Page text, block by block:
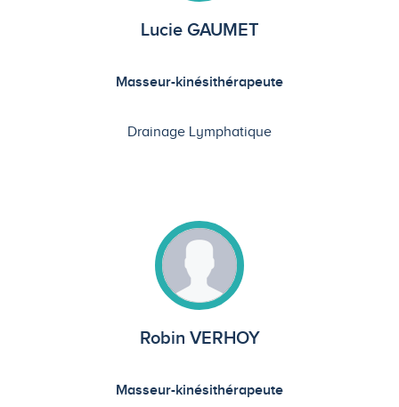
Lucie GAUMET
Masseur-kinésithérapeute
Drainage Lymphatique
Robin VERHOY
Masseur-kinésithérapeute